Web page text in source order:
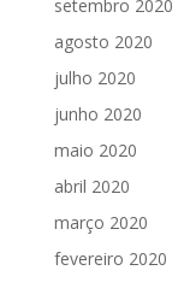
setembro 2020
agosto 2020
julho 2020
junho 2020
maio 2020
abril 2020
março 2020
fevereiro 2020